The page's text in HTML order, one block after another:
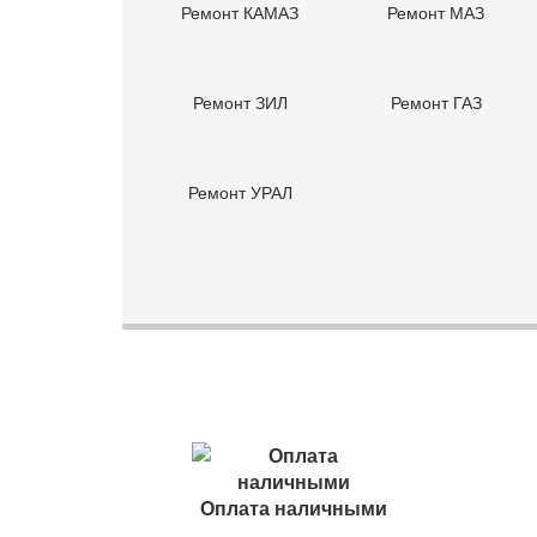
Замена манжет хвостовика редуктора
Замена подрессорника
Переборка рессоры
Замена стабилизатора
Замена тормозного барабана с/о без с/у колеса
Замена тормозных колодок
Ремонт КАМАЗ Ремонт МАЗ
Ремонт ЗИЛ Ремонт ГАЗ
Ремонт УРАЛ
Оплата наличными